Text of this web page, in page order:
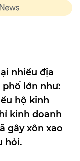
nhiều địa
phố lớn như:
hộ kinh
kinh doanh
gây xôn xao
hỏi.